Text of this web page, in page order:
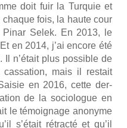
doit fuir la Tur­quie et
fois, la haute cour
Selek. En 2013, le
en 2014, j’ai encore été
Il n’é­tait plus pos­sible de
mais il res­tait
en 2016, cette der­
de la socio­logue en
le témoi­gnage ano­nyme
s’é­tait rétrac­té et qu’il